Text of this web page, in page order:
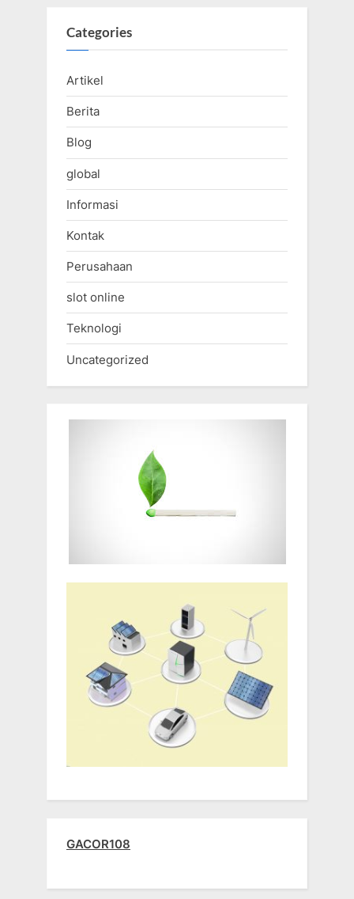
Categories
Artikel
Berita
Blog
global
Informasi
Kontak
Perusahaan
slot online
Teknologi
Uncategorized
GACOR108